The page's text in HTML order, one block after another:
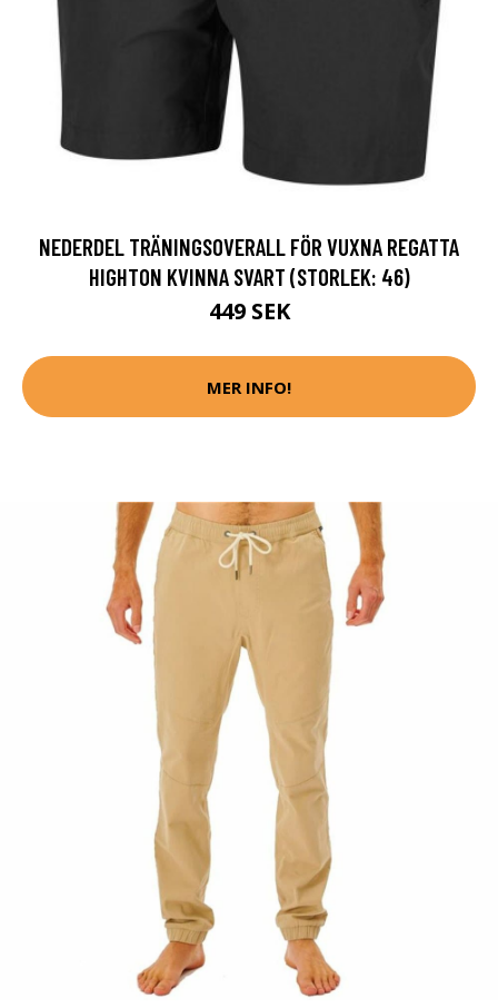
NEDERDEL TRÄNINGSOVERALL FÖR VUXNA REGATTA
HIGHTON KVINNA SVART (STORLEK: 46)
449 SEK
MER INFO!